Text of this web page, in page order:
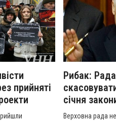
прийняті
Рибак:
січня
Верховна рада